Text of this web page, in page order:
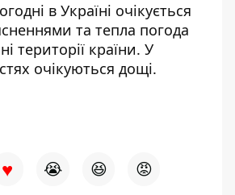
в Україні очікується
та тепла погода
території країни. У
очікуються дощі.
♥ 😭 😆 😡